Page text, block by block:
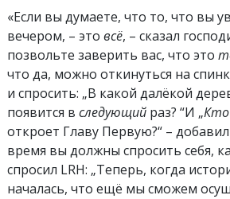
«Если вы думаете, что то, что вы
вечером, – это всё, – сказал
позвольте заверить вас, что это
что да, можно откинуться на
и спросить: „В какой далёкой
появится в следующий раз? “И „Кто
откроет Главу Первую?“ –
время вы должны спросить себя,
спросил LRH: „Теперь, когда
началась, что ещё мы сможем